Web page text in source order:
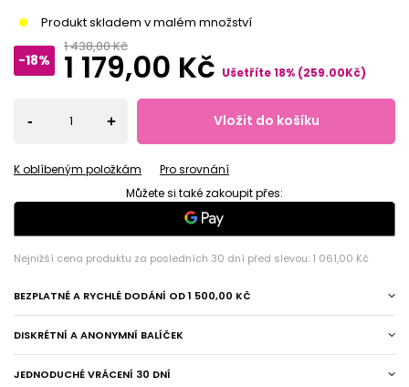
Produkt skladem v malém množství
-18%
1 438,00 Kč
1 179,00 Kč Ušetříte18% (259.00Kč)
- + Vložit do košíku
K oblíbeným položkám
Pro srovnání
Můžete si také zakoupit přes:
Nejnižší cena produktu za posledních 30 dní před slevou: 1 061,00 Kč
BEZPLATNÉ A RYCHLÉ DODÁNÍ OD1 500,00 KČ
DISKRÉTNÍ A ANONYMNÍ BALÍČEK
JEDNODUCHÉ VRÁCENÍ 30 DNÍ